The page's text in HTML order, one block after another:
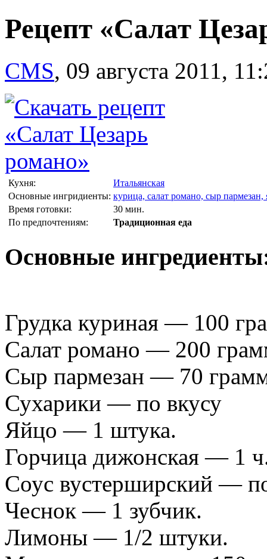
Рецепт «Салат
CMS, 09 августа 2011,
Кухня:
Итальянская
Основные ингридиенты: курица, салат романо, сыр
Время готовки:
30 мин.
По предпочтениям:
Традиционная еда
Основные
Грудка куриная — 100
Салат романо — 200
Сыр пармезан — 70
Сухарики — по вкусу
Яйцо — 1 штука.
Горчица дижонская — 1
Соус вустерширский —
Чеснок — 1 зубчик.
Лимоны — 1/2 штуки.